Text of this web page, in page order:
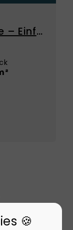
Wohnen mit Perspektive – Einfamilienhaus mit großem Potenzial in ruhiger Lage!
🍪